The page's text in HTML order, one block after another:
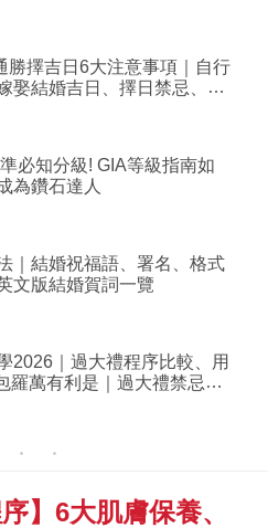
勝擇吉日6大注意事項｜自行
娶結婚吉日、擇日禁忌、相
必知分級! GIA等級指南如
為鑽石達人
｜結婚祝福語、署名、格式
文版結婚賀詞一覽
2026｜過大禮程序比較、用
羅萬有利是｜過大禮禁忌及
】6大肌膚保養、